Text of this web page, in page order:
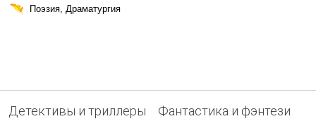
Поэзия, Драматургия
Детективы и триллеры Фантастика и фэнтези